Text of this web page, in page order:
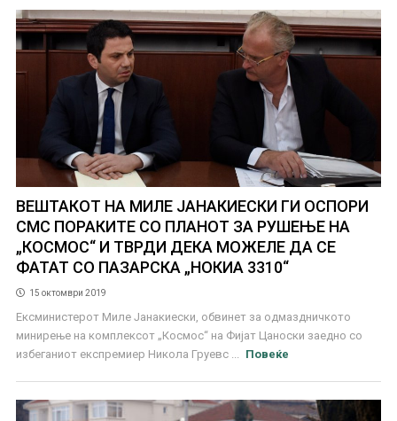
ВЕШТАКОТ НА МИЛЕ ЈАНАКИЕСКИ ГИ ОСПОРИ
СМС ПОРАКИТЕ СО ПЛАНОТ ЗА РУШЕЊЕ НА
„КОСМОС“ И ТВРДИ ДЕКА МОЖЕЛЕ ДА СЕ
ФАТАТ СО ПАЗАРСКА „НОКИА 3310“
15 октомври 2019
Ексминистерот Миле Јанакиески, обвинет за одмаздничкото
минирење на комплексот „Космос“ на Фијат Цаноски заедно со
избеганиот експремиер Никола Груевс ...
Повеќе